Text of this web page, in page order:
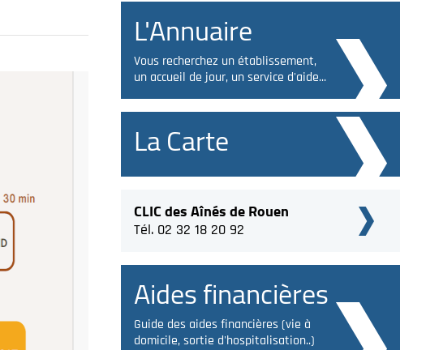
L'Annuaire
Vous recherchez un établissement,
un accueil de jour, un service d'aide...
La Carte
CLIC des Aînés de Rouen
Tél. 02 32 18 20 92
Aides financières
Guide des aides financières (vie à
domicile, sortie d'hospitalisation..)